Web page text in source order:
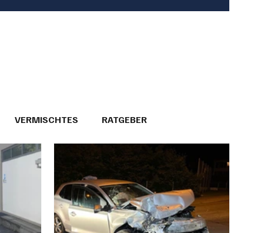
VERMISCHTES RATGEBER
GEMEINDEPORTRÄTS